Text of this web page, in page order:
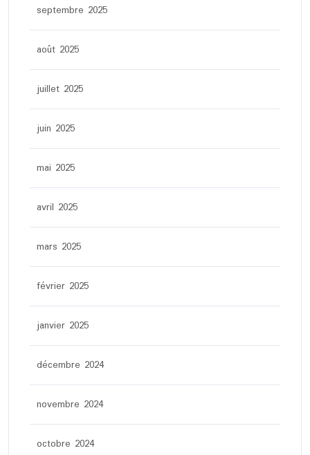
septembre 2025
août 2025
juillet 2025
juin 2025
mai 2025
avril 2025
mars 2025
février 2025
janvier 2025
décembre 2024
novembre 2024
octobre 2024